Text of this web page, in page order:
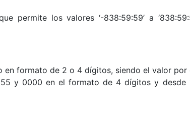
permite los valores ‘-838:59:59’ a
en formato de 2 o 4 dígitos, siendo el valor
y 0000 en el formato de 4 dígitos y